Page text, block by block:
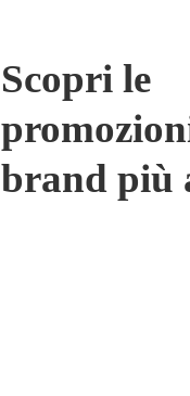
Scopri le
brand più